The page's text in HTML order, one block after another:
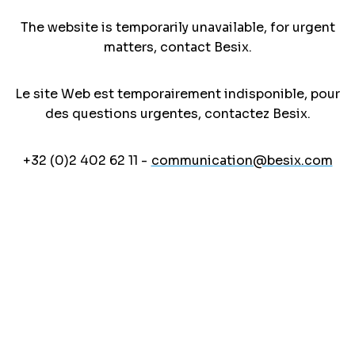
The website is temporarily unavailable, for urgent
matters, contact Besix.
Le site Web est temporairement indisponible, pour
des questions urgentes, contactez Besix.
+32 (0)2 402 62 11 - communication@besix.com